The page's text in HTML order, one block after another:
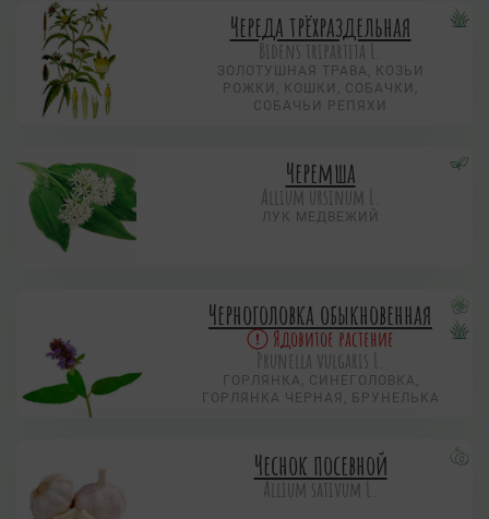
Череда трёхраздельная
Bidens tripartita L.
ЗОЛОТУШНАЯ ТРАВА, КОЗЬИ
РОЖКИ, КОШКИ, СОБАЧКИ,
СОБАЧЬИ РЕПЯХИ
Черемша
Allium ursinum L.
ЛУК МЕДВЕЖИЙ
Черноголовка обыкновенная
Ядовитое растение
Prunella vulgaris L.
ГОРЛЯНКА, СИНЕГОЛОВКА,
ГОРЛЯНКА ЧЕРНАЯ, БРУНЕЛЬКА
Чеснок посевной
Allium sativum L.